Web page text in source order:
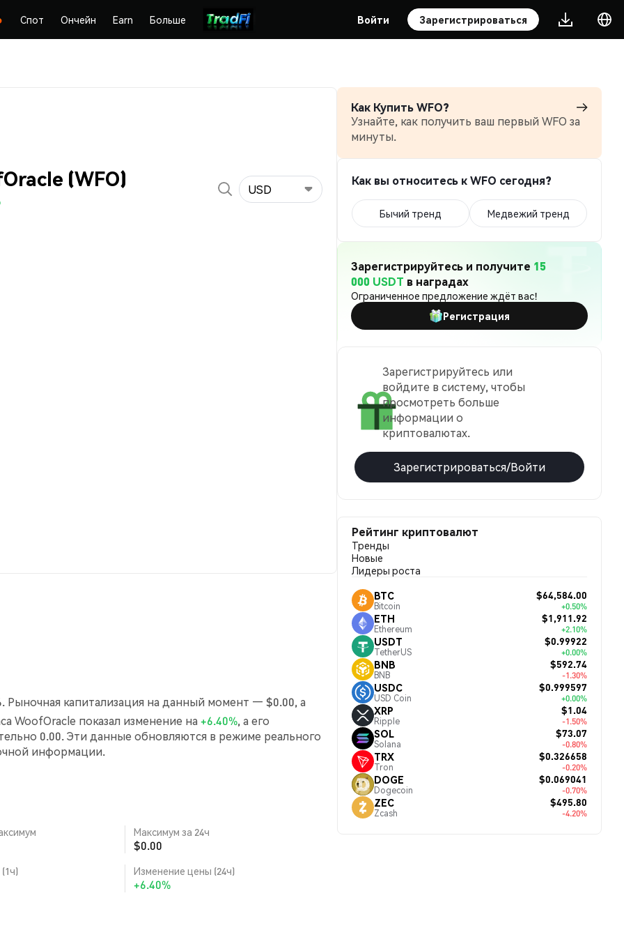
Спот Ончейн Earn Больше Войти Зарегистрироваться
(WFO) USD
Рыночная капитализация на данный момент — $0.00, а
WoofOracle показал изменение на +6.40%, а его
0.00. Эти данные обновляются в режиме реального
информации.
Максимум за 24ч
$0.00
Изменение цены (24ч)
+6.40%
Как Купить WFO?
Узнайте, как получить ваш первый WFO за
минуты.
Как вы относитесь к WFO сегодня?
Бычий тренд Медвежий тренд
Зарегистрируйтесь и получите 15
000 USDT в наградах
Ограниченное предложение ждёт вас!
Регистрация
Зарегистрируйтесь или
войдите в систему, чтобы
просмотреть больше
информации о
криптовалютах.
Зарегистрироваться/Войти
Рейтинг криптовалют
Тренды
Новые
Лидеры роста
BTC
Bitcoin
$64,584.00
+0.50%
ETH
Ethereum
$1,911.92
+2.10%
USDT
TetherUS
$0.99922
+0.00%
BNB
BNB
$592.74
-1.30%
USDC
USD Coin
$0.999597
+0.00%
XRP
Ripple
$1.04
-1.50%
SOL
Solana
$73.07
-0.80%
TRX
Tron
$0.326658
-0.20%
DOGE
Dogecoin
$0.069041
-0.70%
ZEC
Zcash
$495.80
-4.20%